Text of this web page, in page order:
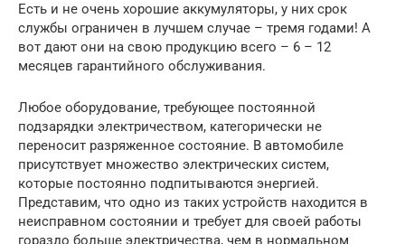
Есть и не очень хорошие аккумуляторы, у них срок
службы ограничен в лучшем случае – тремя годами! А
вот дают они на свою продукцию всего – 6 – 12
месяцев гарантийного обслуживания.
Любое оборудование, требующее постоянной
подзарядки электричеством, категорически не
переносит разряженное состояние. В автомобиле
присутствует множество электрических систем,
которые постоянно подпитываются энергией.
Представим, что одно из таких устройств находится в
неисправном состоянии и требует для своей работы
гораздо больше электричества, чем в нормальном